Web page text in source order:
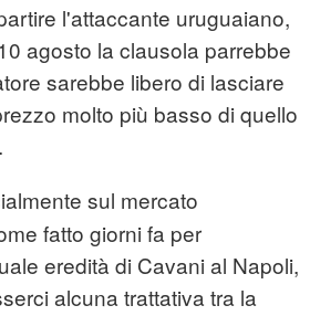
l'attaccante uruguaiano,
agosto la clausola parrebbe
sarebbe libero di lasciare
molto più basso di quello
sul mercato
fatto giorni fa per
eredità di Cavani al Napoli,
alcuna trattativa tra la